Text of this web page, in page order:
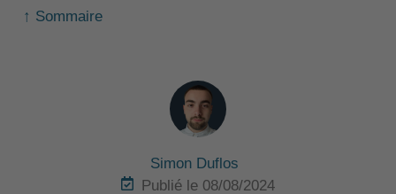
↑ Sommaire
Simon Duflos
Publié le 08/08/2024